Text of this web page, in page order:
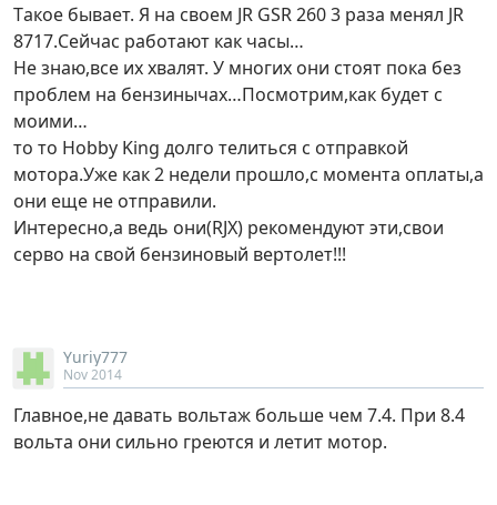
Tакое бывает. Я на своем JR GSR 260 3 раза менял JR
8717.Сейчас работают как часы…
Не знаю,все их хвалят. У многих они стоят пока без
проблем на бензинычах…Посмотрим,как будет с
моими…
то то Hobby King долго телиться с отправкой
мотора.Уже как 2 недели прошло,с момента оплаты,а
они еще не отправили.
Интересно,а ведь они(RJX) рекомендуют эти,свои
серво на свой бензиновый вертолет!!!
Yuriy777
Nov 2014
Главное,не давать вольтаж больше чем 7.4. При 8.4
вольта они сильно греются и летит мотор.